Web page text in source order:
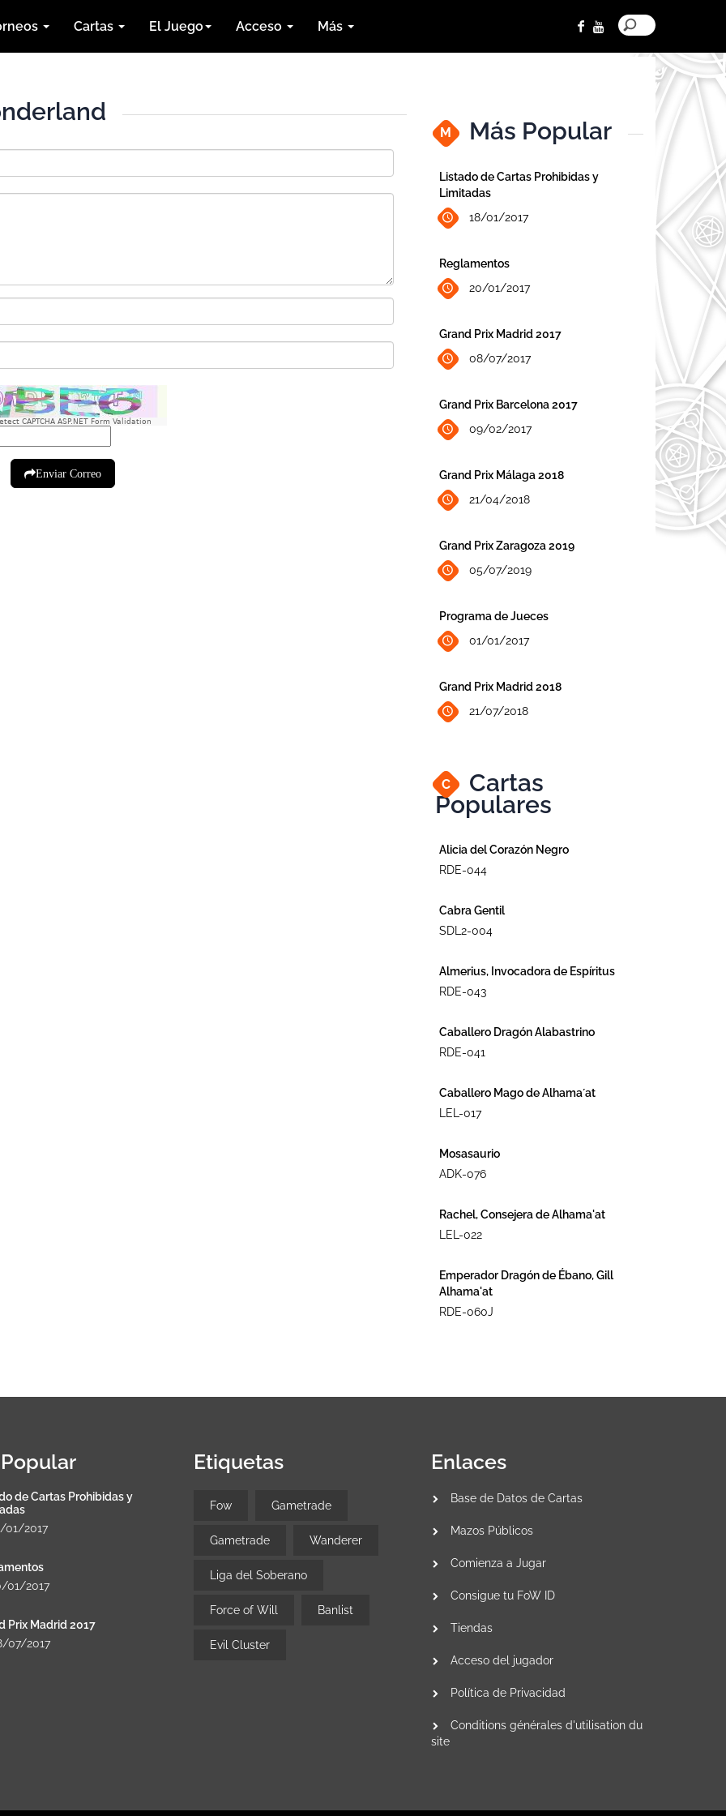
Cartas El Juego Acceso Más
CAPTCHA ASP.NET Form Validation
Enviar Correo
M Más Popular
Listado de Cartas Prohibidas y
Limitadas
18/01/2017
Reglamentos
20/01/2017
Grand Prix Madrid 2017
08/07/2017
Grand Prix Barcelona 2017
09/02/2017
Grand Prix Málaga 2018
21/04/2018
Grand Prix Zaragoza 2019
05/07/2019
Programa de Jueces
01/01/2017
Grand Prix Madrid 2018
21/07/2018
C Cartas
Populares
Alicia del Corazón Negro
RDE-044
Cabra Gentil
SDL2-004
Almerius, Invocadora de Espíritus
RDE-043
Caballero Dragón Alabastrino
RDE-041
Caballero Mago de Alhama´at
LEL-017
Mosasaurio
ADK-076
Rachel, Consejera de Alhama'at
LEL-022
Emperador Dragón de Ébano, Gill
Alhama'at
RDE-060J
de Cartas Prohibidas y
01/2017
01/2017
Prix Madrid 2017
07/2017
Etiquetas
Fow Gametrade
Gametrade Wanderer
Liga del Soberano
Force of Will Banlist
Evil Cluster
Enlaces
Base de Datos de Cartas
Mazos Públicos
Comienza a Jugar
Consigue tu FoW ID
Tiendas
Acceso del jugador
Política de Privacidad
Conditions générales d'utilisation du
site